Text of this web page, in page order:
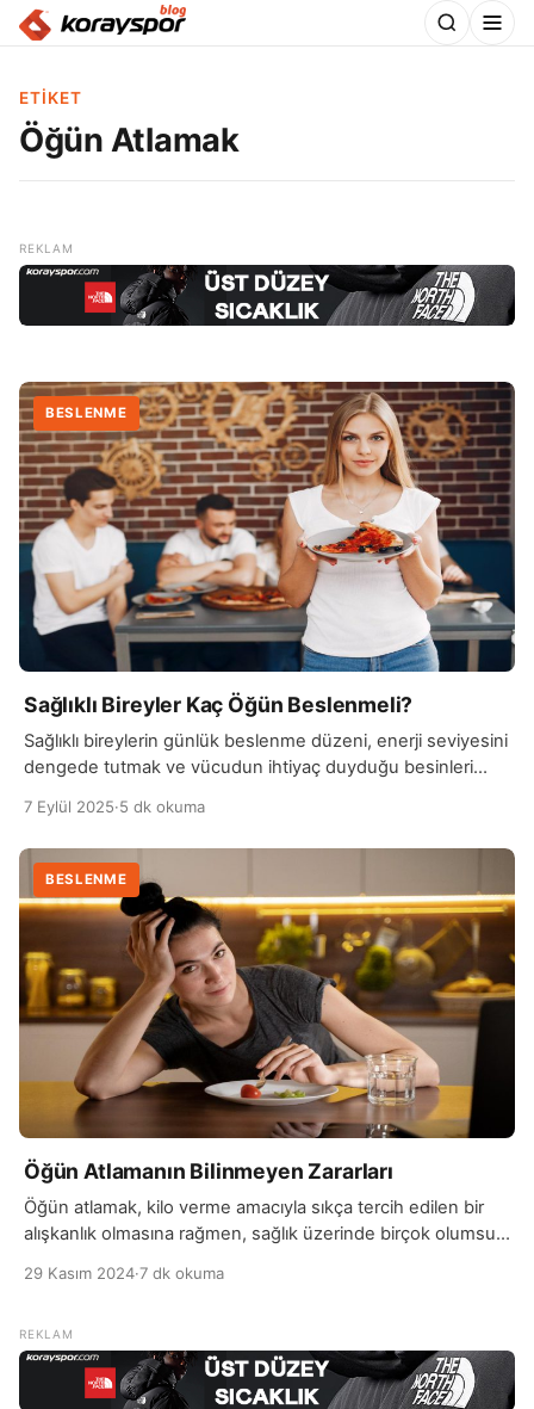
ETIKET
Öğün Atlamak
BESLENME
Sağlıklı Bireyler Kaç Öğün Beslenmeli?
Sağlıklı bireylerin günlük beslenme düzeni, enerji seviyesini
dengede tutmak ve vücudun ihtiyaç duyduğu besinleri
içinde üç ana öğün ve gerektiğinde ara öğünlerle
beslenmeyi önerir. Bu düzen, kan şekeri seviyesini sabit
tutar ve aşırı yeme isteğini azaltır. Kahvaltı, günün en
önemli öğünlerinden biridir. Vücuda enerji sağlar,
metabolizmayı hızlandırır ve […]
7 Eylül 2025·5 dk okuma
BESLENME
Öğün Atlamanın Bilinmeyen Zararları
Öğün atlamak, kilo verme amacıyla sıkça tercih edilen bir
alışkanlık olmasına rağmen, sağlık üzerinde birçok olumsuz
enerjiyi sağlamadığı için metabolizmanın yavaşlamasına
yapmaya çalışır ve bu da günün ilerleyen saatlerinde aşırı
yemek yeme isteğine yol açabilir. Öğün atlamak, kan
şekerinin dalgalanmasına neden […]
29 Kasım 2024·7 dk okuma